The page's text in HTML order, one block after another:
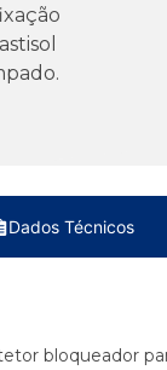
Dados Técnicos
bloqueador